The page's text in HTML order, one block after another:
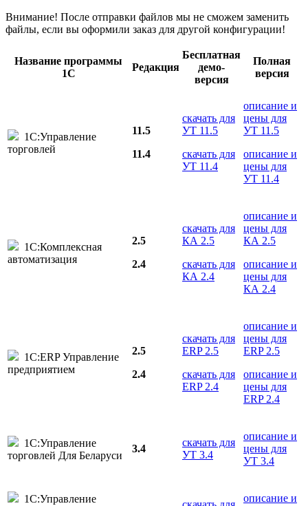
Внимание! После отправки файлов мы не сможем заменить
файлы, если вы оформили заказ для другой конфигурации!
Название программы
1С
Редакция
Бесплатная
демо-
версия
Полная
версия
1С:Управление
торговлей
11.5
11.4
скачать для
УТ 11.5
скачать для
УТ 11.4
описание и
цены для
УТ 11.5
описание и
цены для
УТ 11.4
1С:Комплексная
автоматизация
2.5
2.4
скачать для
КА 2.5
скачать для
КА 2.4
описание и
цены для
КА 2.5
описание и
цены для
КА 2.4
1С:ERP Управление
предприятием
2.5
2.4
скачать для
ERP 2.5
скачать для
ERP 2.4
описание и
цены для
ERP 2.5
описание и
цены для
ERP 2.4
1С:Управление
торговлей Для Беларуси
3.4
скачать для
УТ 3.4
описание и
цены для
УТ 3.4
1С:Управление
описание и